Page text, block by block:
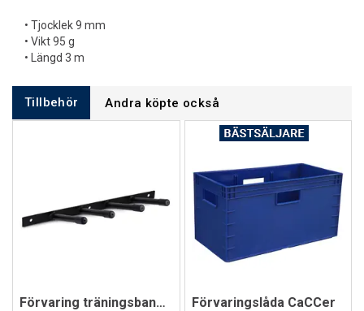
• Tjocklek 9 mm
• Vikt 95 g
• Längd 3 m
Tillbehör Andra köpte också
Förvaring träningsband och hopprep Förvaringslåda CaCCer